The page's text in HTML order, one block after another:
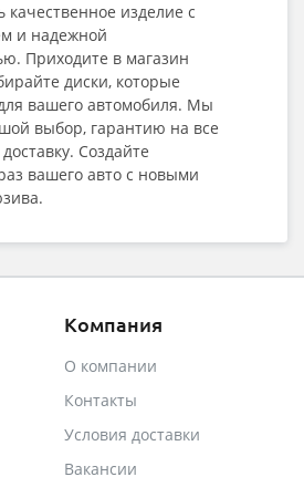
качественное изделие с
и надежной
Приходите в магазин
диски, которые
вашего автомобиля. Мы
выбор, гарантию на все
Создайте
вашего авто с новыми
Компания
О компании
Контакты
Условия доставки
Вакансии